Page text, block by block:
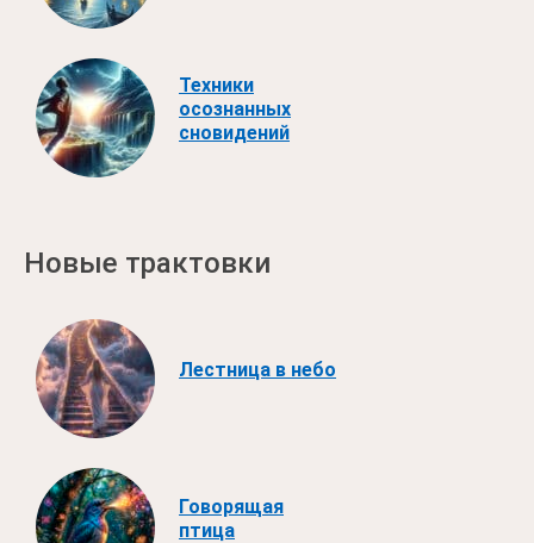
Техники
осознанных
сновидений
Новые трактовки
Лестница в небо
Говорящая
птица